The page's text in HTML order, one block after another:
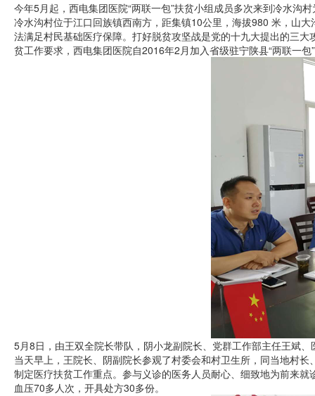
今年5月起，西电集团医院“两联一包”扶贫小组成员多次来到冷水沟
冷水沟村位于江口回族镇西南方，距集镇10公里，海拔980 米，山
法满足村民基础医疗保障。打好脱贫攻坚战是党的十九大提出的三
贫工作要求，西电集团医院自2016年2月加入省级驻宁陕县“两联一
5月8日，由王双全院长带队，阴小龙副院长、党群工作部主任王斌
当天早上，王院长、阴副院长参观了村委会和村卫生所，同当地村
制定医疗扶贫工作重点。参与义诊的医务人员耐心、细致地为前来
血压70多人次，开具处方30多份。